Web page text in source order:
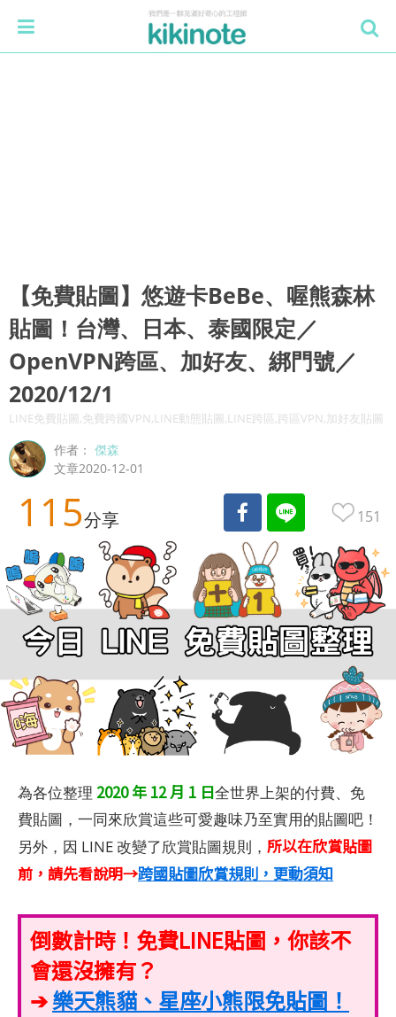
【免費貼圖】悠遊卡BeBe、喔熊森林
貼圖！台灣、日本、泰國限定／
OpenVPN跨區、加好友、綁門號／
2020/12/1
LINE免費貼圖,免費跨國VPN,LINE動態貼圖,LINE跨區,跨區VPN,加好友貼圖
作者：傑森
文章2020-12-01
115分享 151
為各位整理 2020 年 12 月 1 日全世界上架的付費、免
費貼圖，一同來欣賞這些可愛趣味乃至實用的貼圖吧！
另外，因 LINE 改變了欣賞貼圖規則， 所以在欣賞貼圖
前，請先看說明→跨國貼圖欣賞規則，更動須知
倒數計時！免費LINE貼圖，你該不
會還沒擁有？
➔樂天熊貓、星座小熊限免貼圖！